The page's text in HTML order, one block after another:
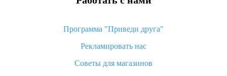
Программа "Приведи друга"
Рекламировать нас
Советы для магазинов